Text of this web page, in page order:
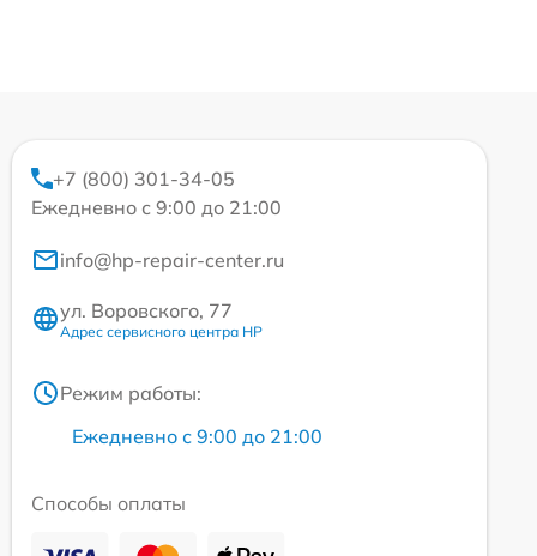
+7 (800) 301-34-05
Ежедневно с 9:00 до 21:00
info@hp-repair-center.ru
ул. Воровского, 77
Адрес сервисного центра HP
Режим работы:
Ежедневно с 9:00 до 21:00
Способы оплаты